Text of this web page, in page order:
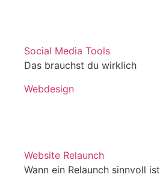
Social Media Tools
Das brauchst du wirklich
Webdesign
Website Relaunch
Wann ein Relaunch sinnvoll ist